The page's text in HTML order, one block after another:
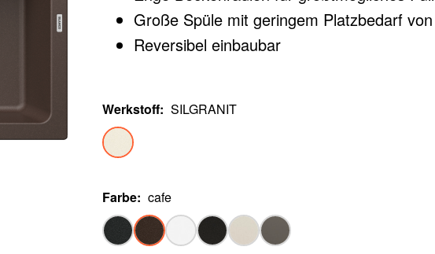
Große Spüle mit geringem Platzbedarf
Reversibel einbaubar
Werkstoff: SILGRANIT
Farbe: cafe